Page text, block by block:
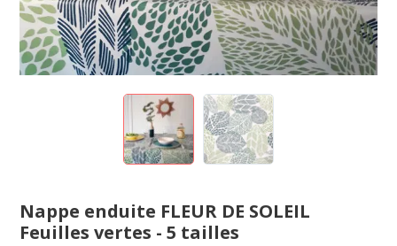
Nappe enduite FLEUR DE SOLEIL
Feuilles vertes - 5 tailles